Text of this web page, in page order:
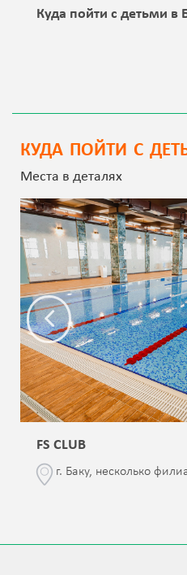
Куда пойти с детьми в
КУДА ПОЙТИ С
Места в деталях
FS CLUB
г. Баку, несколько